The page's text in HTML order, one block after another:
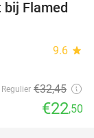
31%
bij Flamed
9.6 star
Regulier €32,45
€22,50